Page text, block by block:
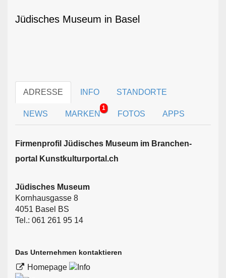
Jüdisches Museum in Basel
ADRESSE INFO STANDORTE
NEWS MARKEN
1
FOTOS APPS
Firmen­profil Jüdisches Museum im Branchen­
portal Kunstkulturportal.ch
Jüdisches Museum
Kornhausgasse 8
4051 Basel BS
Tel.: 061 261 95 14
Das Unternehmen kontaktieren
Homepage